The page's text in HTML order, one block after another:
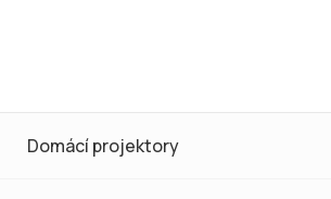
Domácí projektory